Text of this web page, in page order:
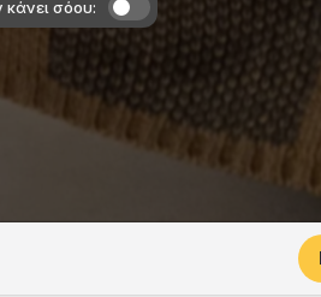
κάνει σόου: